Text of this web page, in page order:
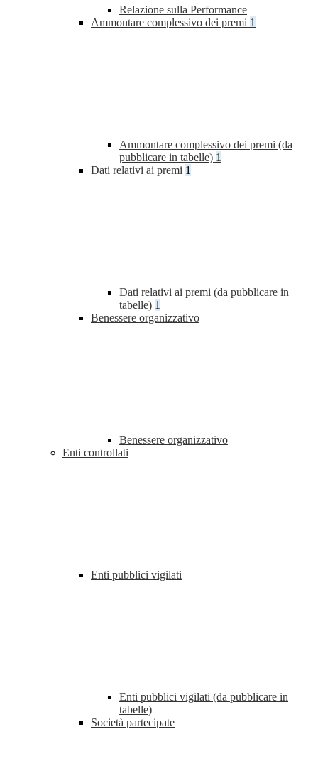
Relazione sulla Performance
Ammontare complessivo dei premi 1
Ammontare complessivo dei premi (da
pubblicare in tabelle) 1
Dati relativi ai premi 1
Dati relativi ai premi (da pubblicare in
tabelle) 1
Benessere organizzativo
Benessere organizzativo
Enti controllati
Enti pubblici vigilati
Enti pubblici vigilati (da pubblicare in
tabelle)
Società partecipate